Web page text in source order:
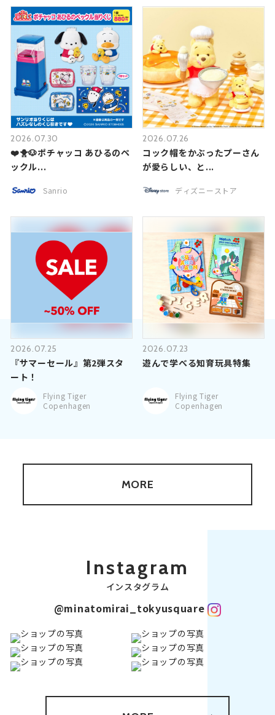
2026.07.30
❤️🐥🐶ポチャッコ あひるのペ
ックル...
Sanrio
2026.07.26
コック帽をかぶったプーさん
が愛らしい、と...
ディズニーストア
2026.07.25
『サマーセール』第2弾スタ
ート！
Flying Tiger
Copenhagen
2026.07.23
遊んで学べる知育玩具特集
Flying Tiger
Copenhagen
MORE
Instagram
インスタグラム
@minatomirai_tokyusquare